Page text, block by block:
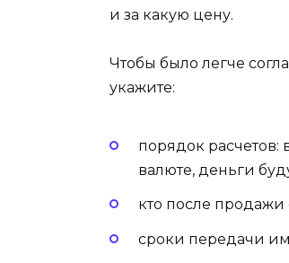
и за какую цену.
Чтобы было легче
укажите:
порядок расчетов:
валюте, деньги
кто после продажи
сроки передачи